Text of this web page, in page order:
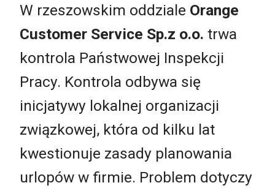
W rzeszowskim oddziale Orange
Customer Service Sp.z o.o. trwa
kontrola Państwowej Inspekcji
Pracy. Kontrola odbywa się
inicjatywy lokalnej organizacji
związkowej, która od kilku lat
kwestionuje zasady planowania
urlopów w firmie. Problem dotyczy